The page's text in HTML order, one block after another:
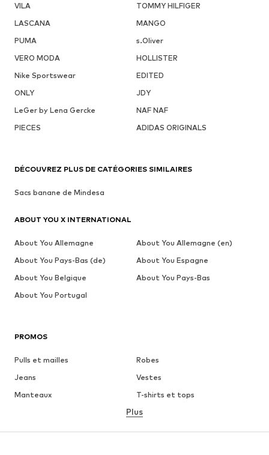
VILA
TOMMY HILFIGER
LASCANA
MANGO
PUMA
s.Oliver
VERO MODA
HOLLISTER
Nike Sportswear
EDITED
ONLY
JDY
LeGer by Lena Gercke
NAF NAF
PIECES
ADIDAS ORIGINALS
PROMOS
Pulls et mailles
Robes
Jeans
Vestes
Manteaux
T-shirts et tops
Lingerie
Plus
DÉCOUVREZ PLUS DE CATÉGORIES SIMILAIRES
Sacs banane de Mindesa
ABOUT YOU X INTERNATIONAL
About You Allemagne
About You Allemagne (en)
About You Pays-Bas (de)
About You Espagne
About You Belgique
About You Pays-Bas
About You Portugal